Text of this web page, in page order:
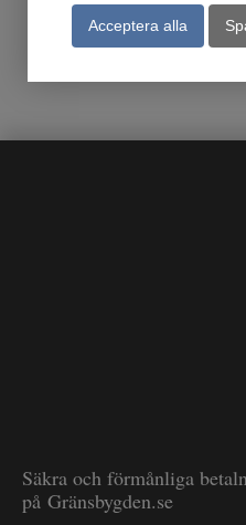
Acceptera alla
Köp
Säkra och förmånliga
på Gränsbygden.se